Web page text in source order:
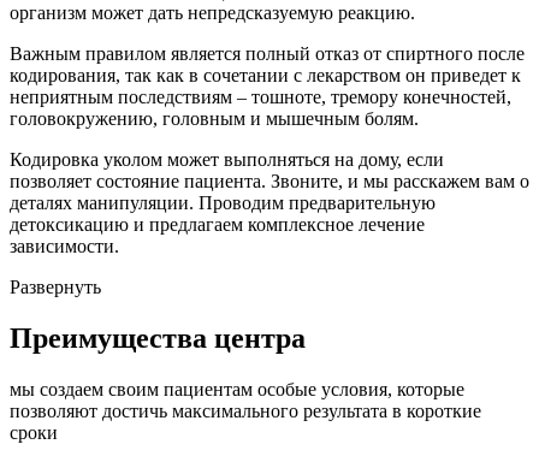
организм может дать непредсказуемую реакцию.
Важным правилом является полный отказ от спиртного после
кодирования, так как в сочетании с лекарством он приведет к
неприятным последствиям – тошноте, тремору конечностей,
головокружению, головным и мышечным болям.
Кодировка уколом может выполняться на дому, если
позволяет состояние пациента. Звоните, и мы расскажем вам о
деталях манипуляции. Проводим предварительную
детоксикацию и предлагаем комплексное лечение
зависимости.
Развернуть
Преимущества центра
мы создаем своим пациентам особые условия, которые
позволяют достичь максимального результата в короткие
сроки